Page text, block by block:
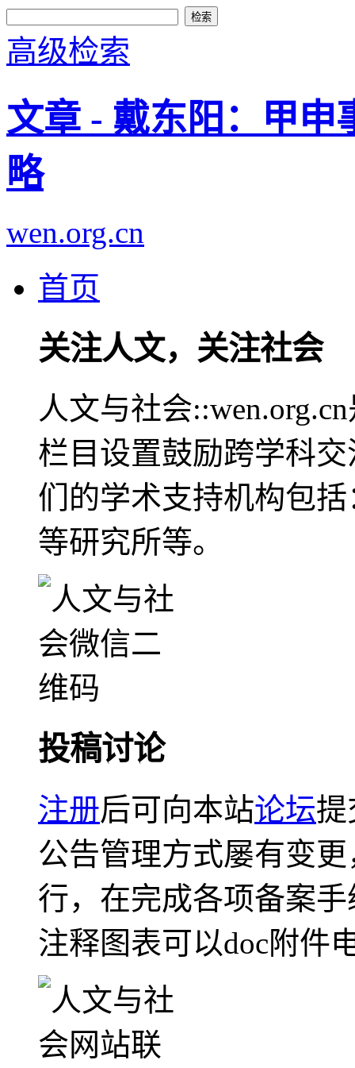
高级检索
文章 - 戴东阳：甲申
略
wen.org.cn
首页
关注人文，关注社会
人文与社会
栏目设置鼓励跨学科
们的学术支持机构包
等研究所等。
投稿讨论
注册后可向本站论坛提
公告管理方式屡有变
行，在完成各项备案
注释图表可以doc附件